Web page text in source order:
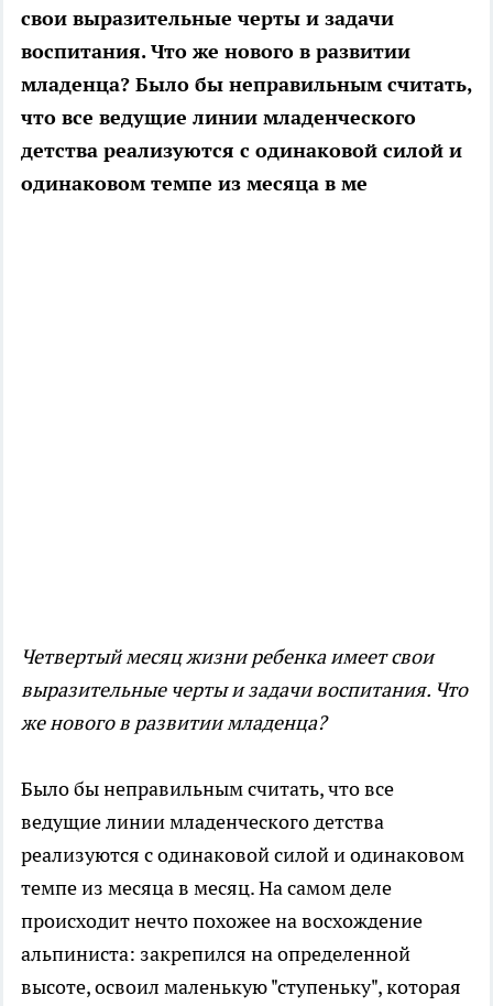
свои выразительные черты и задачи
воспитания. Что же нового в развитии
младенца? Было бы неправильным считать,
что все ведущие линии младенческого
детства реализуются с одинаковой силой и
одинаковом темпе из месяца в ме
Четвертый месяц жизни ребенка имеет свои
выразительные черты и задачи воспитания. Что
же нового в развитии младенца?
Было бы неправильным считать, что все
ведущие линии младенческого детства
реализуются с одинаковой силой и одинаковом
темпе из месяца в месяц. На самом деле
происходит нечто похожее на восхождение
альпиниста: закрепился на определенной
высоте, освоил маленькую "ступеньку", которая